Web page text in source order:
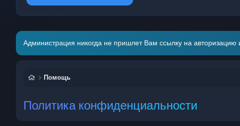
Администрация никогда не пришлет Вам ссылку на
Помощь
Политика конфиденциальности